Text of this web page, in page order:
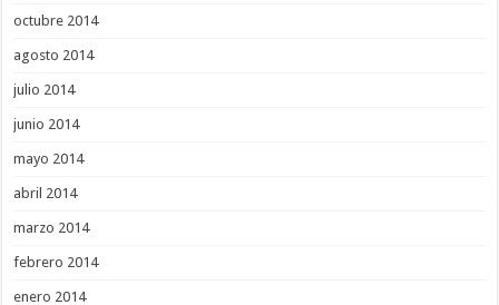
octubre 2014
agosto 2014
julio 2014
junio 2014
mayo 2014
abril 2014
marzo 2014
febrero 2014
enero 2014